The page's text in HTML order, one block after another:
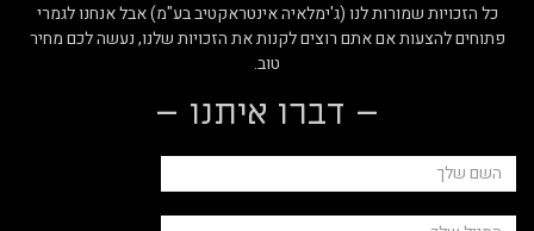
כל הזכויות שמורות לנו (ג'ימלאיה אינטראקטיב בע"מ) אבל אנחנו לגמרי
פתוחים להצעות אם אתם רוצים לקנות את הזכויות שלנו, נעשה לכם מחיר
טוב.
– דברו איתנו –